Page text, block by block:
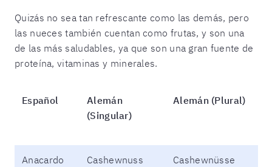
Quizás no sea tan refrescante como las demás, pero
las nueces también cuentan como frutas, y son una
de las más saludables, ya que son una gran fuente de
proteína, vitaminas y minerales.
Español
Alemán
(Singular)
Alemán (Plural)
Anacardo Cashewnuss Cashewnüsse